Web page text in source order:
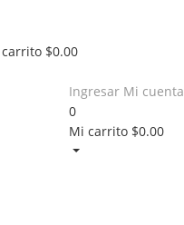
$0.00
Ingresar Mi cuenta
0
Mi carrito $0.00